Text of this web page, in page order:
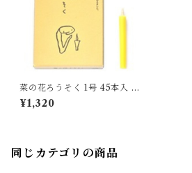
菜の花ろうそく 1号 45本入 ｜
高澤ろうそく店
¥1,320
同じカテゴリの商品